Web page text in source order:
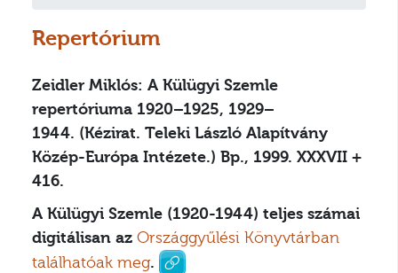
Repertórium
Zeidler Miklós: A Külügyi Szemle
repertóriuma 1920–1925, 1929–
1944. (Kézirat. Teleki László Alapítvány
Közép-Európa Intézete.) Bp., 1999. XXXVII +
416.
A Külügyi Szemle (1920-1944) teljes számai
digitálisan az Országgyűlési Könyvtárban
találhatóak meg.